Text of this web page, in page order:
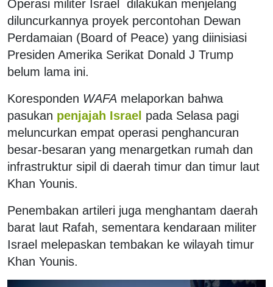
Operasi militer Israel dilakukan menjelang
diluncurkannya proyek percontohan Dewan
Perdamaian (Board of Peace) yang diinisiasi
Presiden Amerika Serikat Donald J Trump
belum lama ini.
Koresponden WAFA melaporkan bahwa
pasukan penjajah Israel pada Selasa pagi
meluncurkan empat operasi penghancuran
besar-besaran yang menargetkan rumah dan
infrastruktur sipil di daerah timur dan timur laut
Khan Younis.
Penembakan artileri juga menghantam daerah
barat laut Rafah, sementara kendaraan militer
Israel melepaskan tembakan ke wilayah timur
Khan Younis.